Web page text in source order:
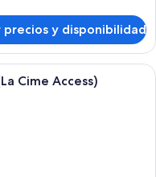
precios y disponibilidad
de hotel moderna con
Cime Access)